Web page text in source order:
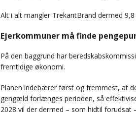
Alt i alt mangler TrekantBrand dermed
Ejerkommuner må finde
På den baggrund har
fremtidige økonomi.
Planen indebærer først og fremmest, at
gengæld forlænges perioden, så
2028 vil der dermed – som hidtil